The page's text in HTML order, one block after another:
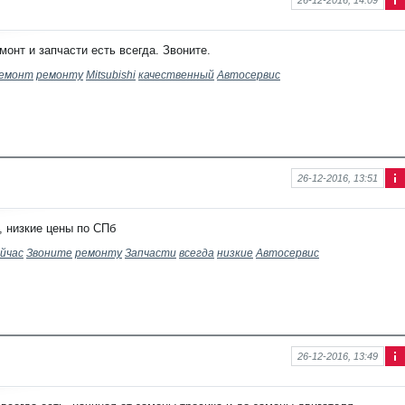
фо
и запчасти есть всегда. Звоните.
ремонту Mitsubishi качественный Автосервис
фо
26-12-2016, 13:51
низкие цены по СПб
Звоните ремонту Запчасти всегда низкие Автосервис
фо
26-12-2016, 13:49